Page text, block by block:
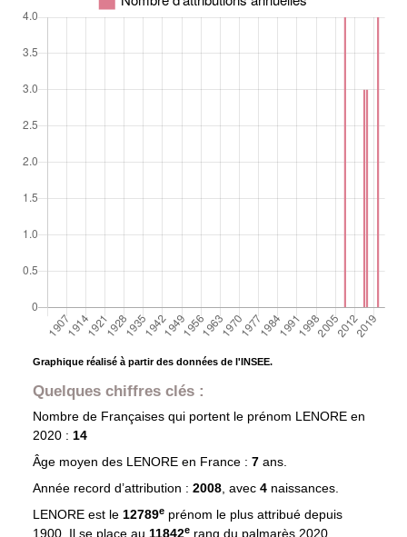
Graphique réalisé à partir des données de l'INSEE.
Quelques chiffres clés :
Nombre de Françaises qui portent le prénom LENORE en
2020 : 14
Âge moyen des LENOREen France : 7 ans.
Année record d’attribution : 2008, avec 4 naissances.
LENORE est le 12789eprénom le plus attribué depuis
1900. Il se place au 11842e rang du palmarès 2020.